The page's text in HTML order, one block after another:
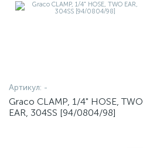
Артикул: -
Graco CLAMP, 1/4" HOSE, TWO
EAR, 304SS [94/0804/98]